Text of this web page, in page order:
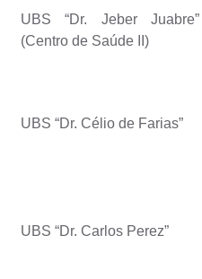
UBS “Dr. Jeber Juabre”
(Centro de Saúde II)
UBS “Dr. Célio de Farias”
UBS “Dr. Carlos Perez”